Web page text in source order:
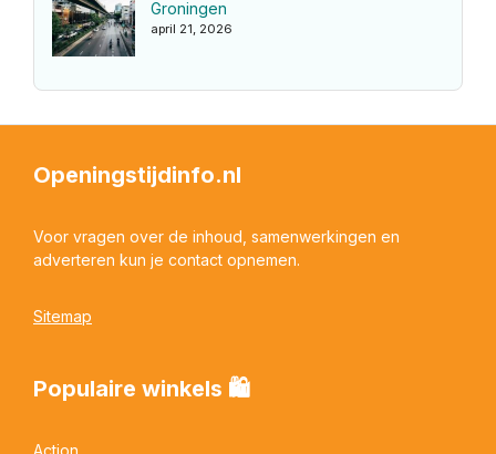
Groningen
april 21, 2026
Openingstijdinfo.nl
Voor vragen over de inhoud, samenwerkingen en
adverteren kun je contact opnemen.
Sitemap
Populaire winkels 🛍
Action